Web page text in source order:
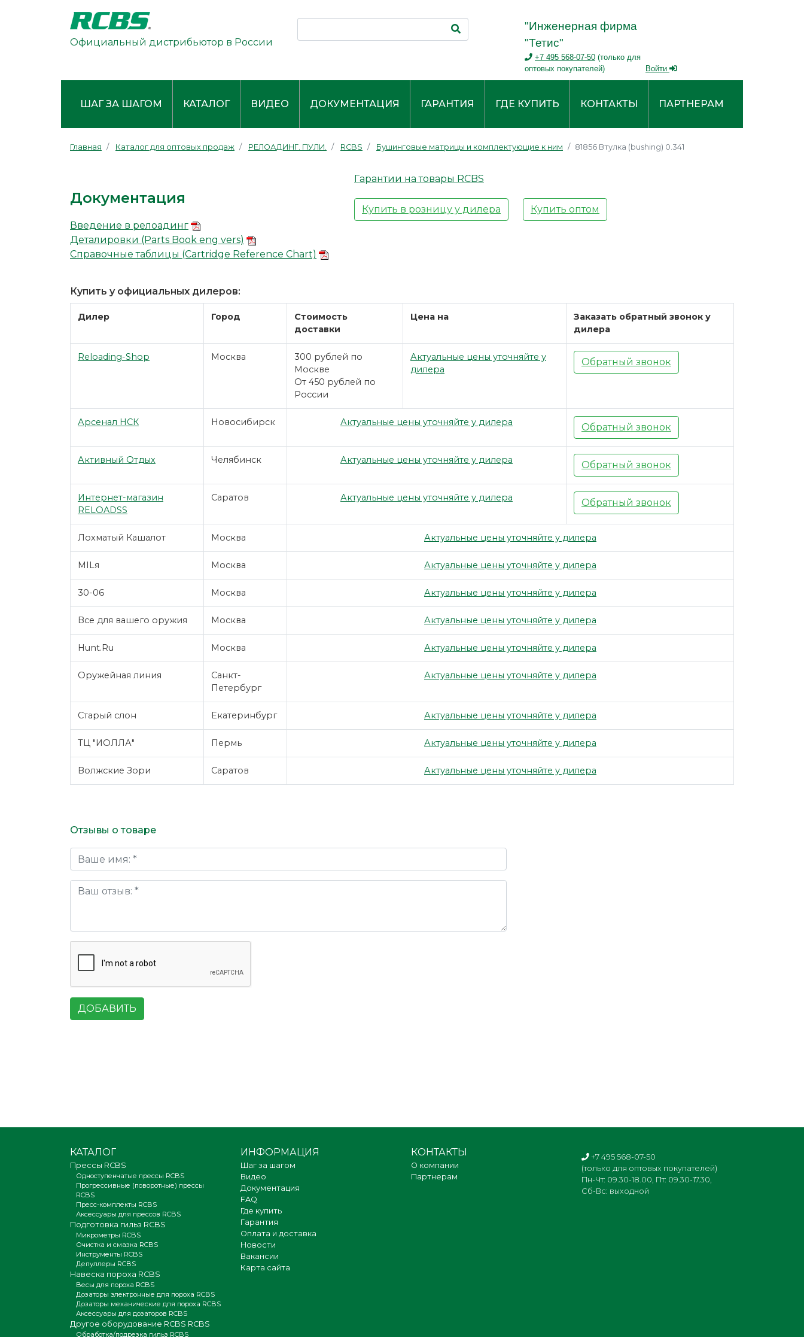
Официальный дистрибьютор в России
"Инженерная фирма
"Тетис"
+7 495 568-07-50 (только для
оптовых покупателей)
Войти
ШАГ ЗА ШАГОМ КАТАЛОГ ВИДЕО ДОКУМЕНТАЦИЯ ГАРАНТИЯ ГДЕ КУПИТЬ КОНТАКТЫ ПАРТНЕРАМ
Главная Каталог для оптовых продаж РЕЛОАДИНГ. ПУЛИ. RCBS Бушинговые матрицы и комплектующие к ним 81856 Втулка (bushing) 0.341
Документация
Введение в релоадинг
Деталировки (Parts Book eng vers)
Справочные таблицы (Cartridge Reference Chart)
Гарантии на товары RCBS
Купить в розницу у дилера Купить оптом
Купить у официальных дилеров:
Дилер Город
Стоимость
доставки
Цена на
Заказать обратный звонок у
дилера
Reloading-Shop Москва
300 рублей по
Москве
От 450 рублей по
России
Актуальные цены уточняйте у
дилера
Обратный звонок
Арсенал НСК Новосибирск Актуальные цены уточняйте у дилера Обратный звонок
Активный Отдых Челябинск Актуальные цены уточняйте у дилера Обратный звонок
Интернет-магазин
RELOADSS
Саратов Актуальные цены уточняйте у дилера Обратный звонок
Лохматый Кашалот Москва Актуальные цены уточняйте у дилера
MILя Москва Актуальные цены уточняйте у дилера
30-06 Москва Актуальные цены уточняйте у дилера
Все для вашего оружия Москва Актуальные цены уточняйте у дилера
Hunt.Ru Москва Актуальные цены уточняйте у дилера
Оружейная линия
Санкт-
Петербург
Актуальные цены уточняйте у дилера
Старый слон Екатеринбург Актуальные цены уточняйте у дилера
ТЦ "ИОЛЛА" Пермь Актуальные цены уточняйте у дилера
Волжские Зори Саратов Актуальные цены уточняйте у дилера
Отзывы о товаре
ДОБАВИТЬ
КАТАЛОГ
Прессы RCBS
Одноступенчатые прессы RCBS
Прогрессивные (поворотные) прессы
RCBS
Пресс-комплекты RCBS
Аксессуары для прессов RCBS
Подготовка гильз RCBS
Микрометры RCBS
Очистка и смазка RCBS
Инструменты RCBS
Депуллеры RCBS
Навеска пороха RCBS
Весы для пороха RCBS
Дозаторы электронные для пороха RCBS
Дозаторы механические для пороха RCBS
Аксессуары для дозаторов RCBS
Другое оборудование RCBS RCBS
Обработка/подрезка гильз RCBS
ИНФОРМАЦИЯ
Шаг за шагом
Видео
Документация
FAQ
Где купить
Гарантия
Оплата и доставка
Новости
Вакансии
Карта сайта
КОНТАКТЫ
О компании
Партнерам
+7 495 568-07-50
(только для оптовых покупателей)
Пн-Чт: 09.30-18.00, Пт: 09.30-17.30,
Сб-Вс: выходной